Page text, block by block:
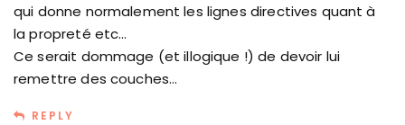
qui donne normalement les lignes directives quant à
la propreté etc…
Ce serait dommage (et illogique !) de devoir lui
remettre des couches…
REPLY